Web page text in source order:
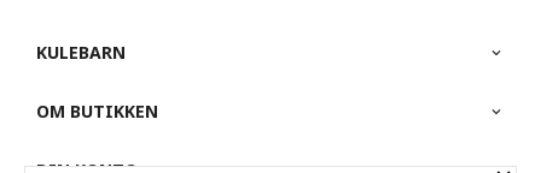
KULEBARN
OM BUTIKKEN